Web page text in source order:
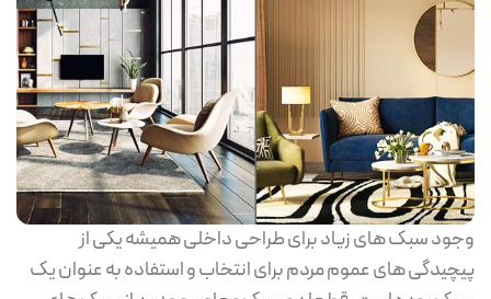
وجود سبک های زیاد برای طراحی داخلی همیشه یکی از
پیچیدگی های عموم مردم برای انتخاب و استفاده به عنوان یک